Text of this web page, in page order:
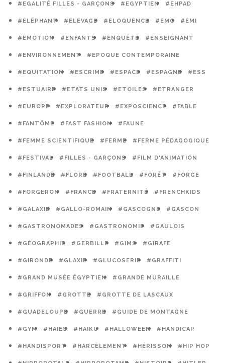
#EGALITÉ FILLES - GARÇONS #EGYPTIEN #EHPAD
#ELÉPHANT #ELEVAGE #ELOQUENCE #EMC #EMI
#EMOTION #ENFANTS #ENQUÊTE #ENSEIGNANT
#ENVIRONNEMENT #EPOQUE CONTEMPORAINE
#EQUITATION #ESCRIME #ESPACE #ESPAGNE #ESS
#ESTUAIRE #ETATS UNIS #ETOILES #ETRANGER
#EUROPE #EXPLORATEUR #EXPOSCIENCE #FABLE
#FANTÔME #FAST FASHION #FAUNE
#FEMME SCIENTIFIQUE #FERME #FERME PÉDAGOGIQUE
#FESTIVAL #FILLES - GARÇONS #FILM D'ANIMATION
#FINLANDE #FLORE #FOOTBALL #FORÊT #FORGE
#FORGERON #FRANCE #FRATERNITÉ #FRENCHKIDS
#GALAXIE #GALLO-ROMAIN #GASCOGNE #GASCON
#GASTRONOMADES #GASTRONOMIE #GAULOIS
#GÉOGRAPHIE #GERBILLE #GIMS #GIRAFE
#GIRONDE #GLAXIE #GLUCOSERIE #GRAFFITI
#GRAND MUSÉE ÉGYPTIEN #GRANDE MURAILLE
#GRIFFON #GROTTE #GROTTE DE LASCAUX
#GUADELOUPE #GUERRE #GUIDE DE MONTAGNE
#GYM #HAIES #HAIKU #HALLOWEEN #HANDICAP
#HANDISPORT #HARCÈLEMENT #HÉRISSON #HIP HOP